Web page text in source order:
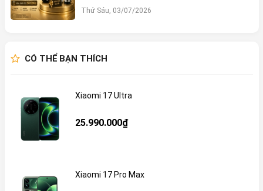
MOBILE
Thứ Sáu, 03/07/2026
CÓ THỂ BẠN THÍCH
Xiaomi 17 Ultra
25.990.000₫
Xiaomi 17 Pro Max